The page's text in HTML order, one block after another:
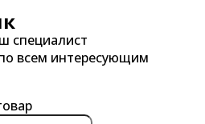
специалист
всем интересующим